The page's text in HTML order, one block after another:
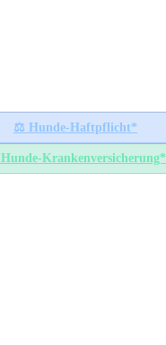
⚖️ Hunde-Haftpflicht*
Hunde-Krankenversicherung*